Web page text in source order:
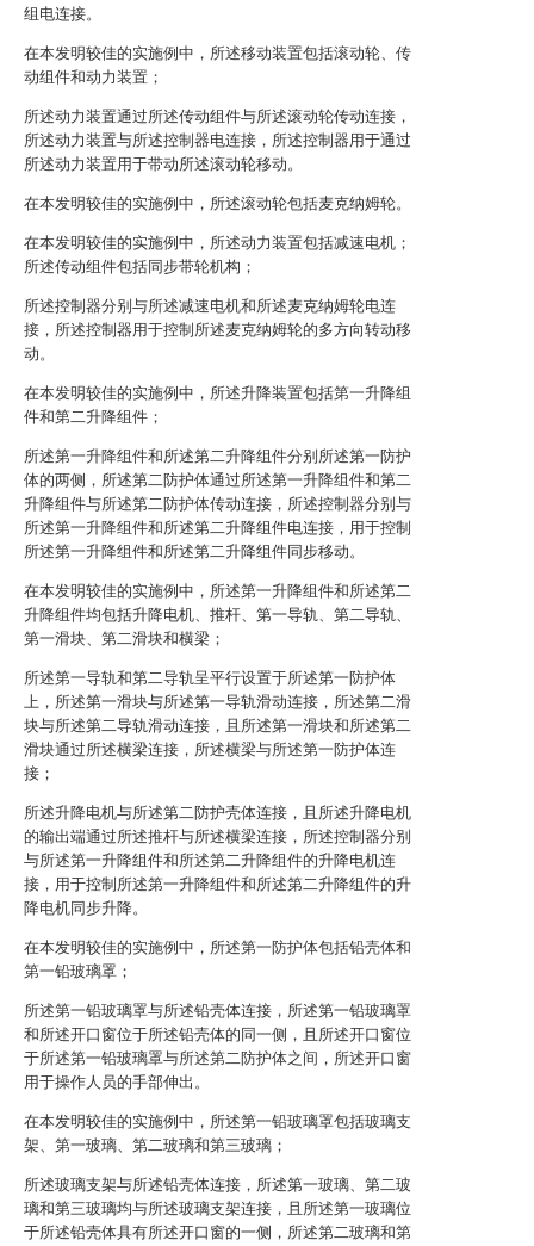
组电连接。
在本发明较佳的实施例中，所述移动装置包括滚动轮、传
动组件和动力装置；
所述动力装置通过所述传动组件与所述滚动轮传动连接，
所述动力装置与所述控制器电连接，所述控制器用于通过
所述动力装置用于带动所述滚动轮移动。
在本发明较佳的实施例中，所述滚动轮包括麦克纳姆轮。
在本发明较佳的实施例中，所述动力装置包括减速电机；
所述传动组件包括同步带轮机构；
所述控制器分别与所述减速电机和所述麦克纳姆轮电连
接，所述控制器用于控制所述麦克纳姆轮的多方向转动移
动。
在本发明较佳的实施例中，所述升降装置包括第一升降组
件和第二升降组件；
所述第一升降组件和所述第二升降组件分别所述第一防护
体的两侧，所述第二防护体通过所述第一升降组件和第二
升降组件与所述第二防护体传动连接，所述控制器分别与
所述第一升降组件和所述第二升降组件电连接，用于控制
所述第一升降组件和所述第二升降组件同步移动。
在本发明较佳的实施例中，所述第一升降组件和所述第二
升降组件均包括升降电机、推杆、第一导轨、第二导轨、
第一滑块、第二滑块和横梁；
所述第一导轨和第二导轨呈平行设置于所述第一防护体
上，所述第一滑块与所述第一导轨滑动连接，所述第二滑
块与所述第二导轨滑动连接，且所述第一滑块和所述第二
滑块通过所述横梁连接，所述横梁与所述第一防护体连
接；
所述升降电机与所述第二防护壳体连接，且所述升降电机
的输出端通过所述推杆与所述横梁连接，所述控制器分别
与所述第一升降组件和所述第二升降组件的升降电机连
接，用于控制所述第一升降组件和所述第二升降组件的升
降电机同步升降。
在本发明较佳的实施例中，所述第一防护体包括铅壳体和
第一铅玻璃罩；
所述第一铅玻璃罩与所述铅壳体连接，所述第一铅玻璃罩
和所述开口窗位于所述铅壳体的同一侧，且所述开口窗位
于所述第一铅玻璃罩与所述第二防护体之间，所述开口窗
用于操作人员的手部伸出。
在本发明较佳的实施例中，所述第一铅玻璃罩包括玻璃支
架、第一玻璃、第二玻璃和第三玻璃；
所述玻璃支架与所述铅壳体连接，所述第一玻璃、第二玻
璃和第三玻璃均与所述玻璃支架连接，且所述第一玻璃位
于所述铅壳体具有所述开口窗的一侧，所述第二玻璃和第